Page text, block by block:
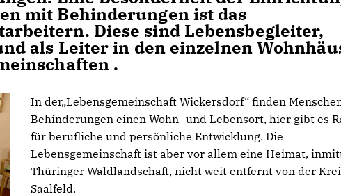
mit Behinderungen ist das
Diese sind Lebensbegleiter,
als Leiter in den einzelnen
.
In der„Lebensgemeinschaft Wickersdorf“ finden
Behinderungen einen Wohn- und Lebensort, hier gibt es
für berufliche und persönliche Entwicklung. Die
Lebensgemeinschaft ist aber vor allem eine Heimat,
Thüringer Waldlandschaft, nicht weit entfernt von der
Saalfeld.